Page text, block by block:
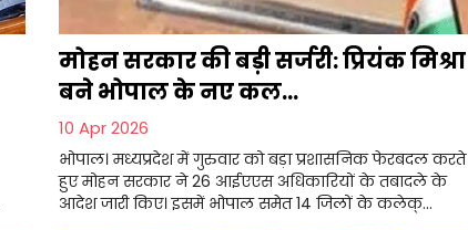
मोहन सरकार की बड़ी सर्जरी: प्रियंक मिश्रा
बने भोपाल के नए कल...
10 Apr 2026
भोपाल। मध्यप्रदेश में गुरुवार को बड़ा प्रशासनिक फेरबदल करते
हुए मोहन सरकार ने 26 आईएएस अधिकारियों के तबादले के
आदेश जारी किए। इसमें भोपाल समेत 14 जिलों के कलेक्...